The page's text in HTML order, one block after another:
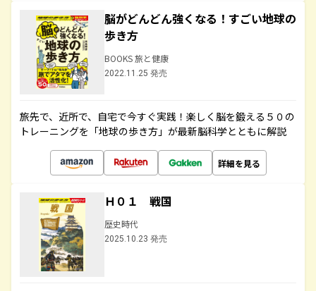
脳がどんどん強くなる！すごい地球の
歩き方
BOOKS 旅と健康
2022.11.25 発売
旅先で、近所で、自宅で今すぐ実践！楽しく脳を鍛える５０の
トレーニングを「地球の歩き方」が最新脳科学とともに解説
詳細を見る
Ｈ０１ 戦国
歴史時代
2025.10.23 発売